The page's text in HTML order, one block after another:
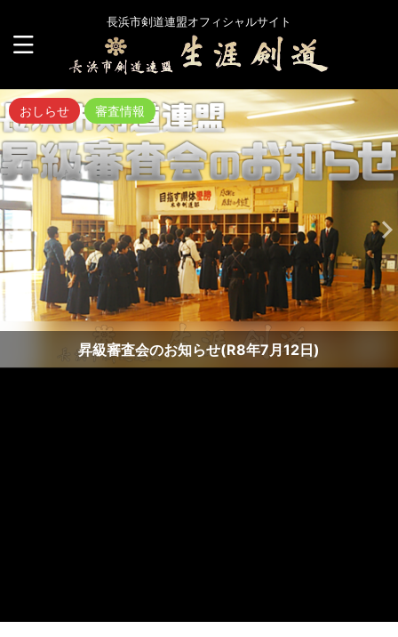
長浜市剣道連盟オフィシャルサイト
おしらせ 審査情報
昇級審査会のお知らせ(R8年7月12日)